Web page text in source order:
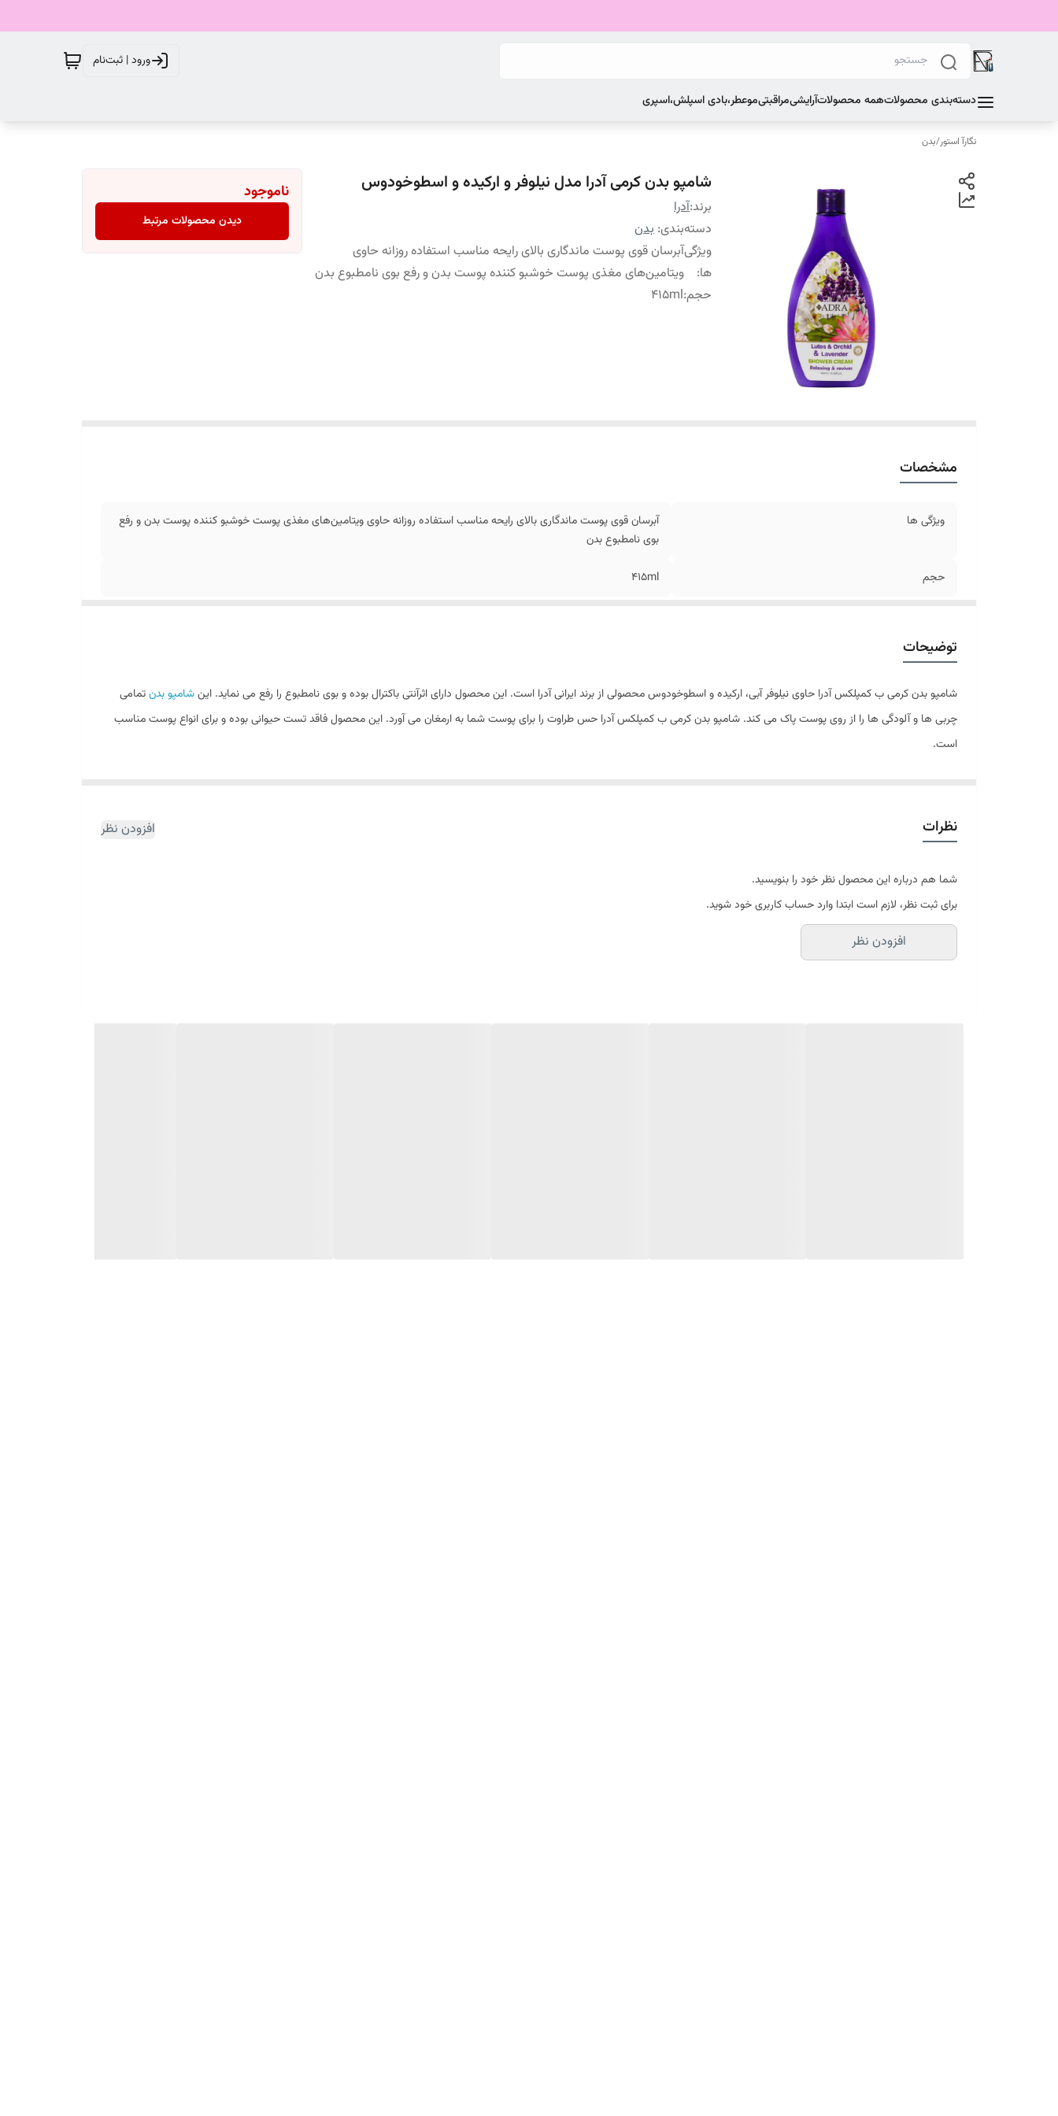
ورود | ثبت‌نام
دسته‌بندی محصولاتهمه محصولاتآرایشیمراقبتیموعطر،بادی اسپلش،اسپری
نگارآ استور/بدن
شامپو بدن کرمی آدرا مدل نیلوفر و ارکیده و اسطوخودوس
برند:آدرا
دسته‌بندی: بدن
ویژگی
ها:
آبرسان قوی پوست ماندگاری بالای رایحه مناسب استفاده روزانه حاوی
ویتامین‌های مغذی پوست خوشبو کننده پوست بدن و رفع بوی نامطبوع بدن
حجم:
415ml
ناموجود
دیدن محصولات مرتبط
مشخصات
ویژگی ها
آبرسان قوی پوست ماندگاری بالای رایحه مناسب استفاده روزانه حاوی ویتامین‌های مغذی پوست خوشبو کننده پوست بدن و رفع
بوی نامطبوع بدن
حجم 415ml
توضیحات
شامپو بدن کرمی ب کمپلکس آدرا حاوی نیلوفر آبی، ارکیده و اسطوخودوس محصولی از برند ایرانی آدرا است. این محصول دارای اثرآنتی باکترال بوده و بوی نامطبوع را رفع می نماید. اینشامپو بدنتمامی
چربی ها و آلودگی ها را از روی پوست پاک می کند. شامپو بدن کرمی ب کمپلکس آدرا حس طراوت را برای پوست شما به ارمغان می آورد. این محصول فاقد تست حیوانی بوده و برای انواع پوست مناسب
است.
نظرات افزودن نظر
شما هم درباره این محصول نظر خود را بنویسید.
برای ثبت نظر، لازم است ابتدا وارد حساب کاربری خود شوید.
افزودن نظر